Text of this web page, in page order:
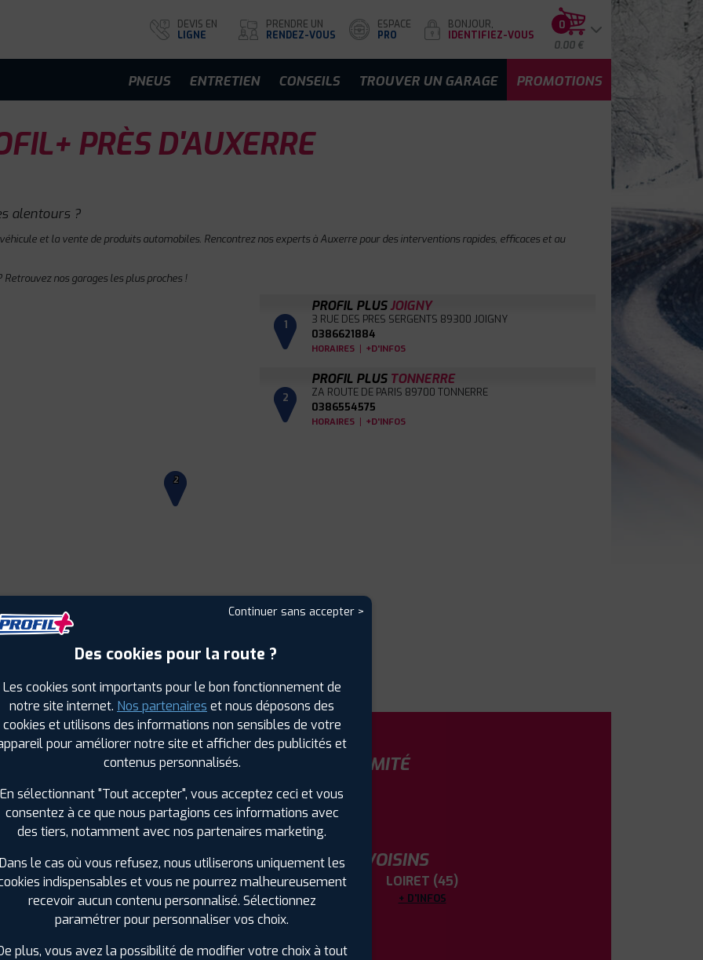
DEVIS EN
LIGNE
PRENDRE UN
RENDEZ-VOUS
ESPACE
PRO
BONJOUR,
IDENTIFIEZ-VOUS
0
0.00 €
PNEUS ENTRETIEN CONSEILS TROUVER UN GARAGE PROMOTIONS
PRÈS D'AUXERRE
alentours ?
et la vente de produits automobiles. Rencontrez nos experts à Auxerre pour des interventions rapides, efficaces et au
nos garages les plus proches !
2
1
PROFIL PLUSJOIGNY
3 RUE DES PRES SERGENTS 89300 JOIGNY
0386621884
HORAIRES | +D'INFOS
2
PROFIL PLUSTONNERRE
ZA ROUTE DE PARIS 89700 TONNERRE
0386554575
HORAIRES | +D'INFOS
PROFIL PLUS DANS LES VILLES À PROXIMITÉ
Sens (89)
Tonnerre (89)
Villeneuve-sur-Yonne (89)
PROFIL PLUS DANS LES DÉPARTEMENTS VOISINS
AUBE (10)
+ D'INFOS
LOIRET (45)
+ D'INFOS
Continuer sans accepter >
Des cookies pour la route ?
Les cookies sont importants pour le bon fonctionnement de
notre site internet. Nos partenaires et nous déposons des
cookies et utilisons des informations non sensibles de votre
pour améliorer notre site et afficher des publicités et
contenus personnalisés.
En sélectionnant "Tout accepter", vous acceptez ceci et vous
consentez à ce que nous partagions ces informations avec
des tiers, notamment avec nos partenaires marketing.
le cas où vous refusez, nous utiliserons uniquement les
indispensables et vous ne pourrez malheureusement
recevoir aucun contenu personnalisé. Sélectionnez
paramétrer pour personnaliser vos choix.
plus, vous avez la possibilité de modifier votre choix à tout